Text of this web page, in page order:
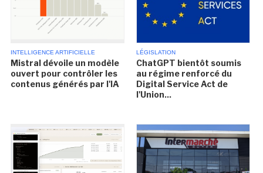
INTELLIGENCE ARTIFICIELLE
Mistral dévoile un modèle
ouvert pour contrôler les
contenus générés par l'IA
LÉGISLATION
ChatGPT bientôt soumis
au régime renforcé du
Digital Service Act de
l'Union...